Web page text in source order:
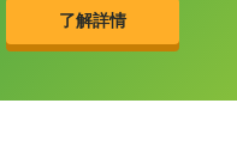
了解詳情
的品牌故事